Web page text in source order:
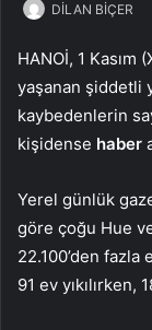
DİLAN BİÇER
HANOİ, 1 Kasım
yaşanan şiddetli
kaybedenlerin
kişidense haber
Yerel günlük
göre çoğu Hue
22.100’den
91 ev yıkılırken,